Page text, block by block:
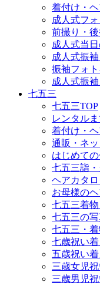
着付け・
成人式フ
前撮り・
成人式当
成人式振
振袖フォ
成人式振
七五三
七五三TOP
レンタル
着付け・
通販・ネ
はじめて
七五三詣
ヘアカタ
お母様の
七五三着
七五三の
七五三・
七歳祝い
五歳祝い
三歳女児
三歳男児